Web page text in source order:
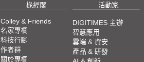
椽經閣 活動家
Colley & Friends
名家專欄
科技行腳
作者群
關於專欄
DIGITIMES 主辦
智慧應用
雲端 & 資安
產品 & 研發